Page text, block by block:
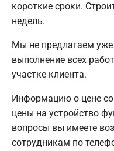
короткие сроки.
недель.
Мы не предлагаем
выполнение всех
участке клиента.
Информацию о цене
цены на устройство
вопросы вы имеете
сотрудникам по